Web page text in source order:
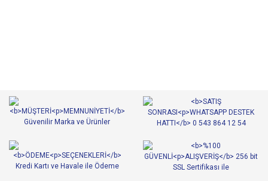
Ürün resmi kalitesiz, bozuk veya görüntülenemiyor.
Ürün açıklamasında eksik bilgiler bulunuyor.
Ürün bilgilerinde hatalar bulunuyor.
Ürün fiyatı diğer sitelerden daha pahalı.